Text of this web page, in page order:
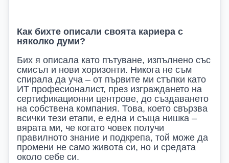
Как бихте описали своята кариера с
няколко думи?
Бих я описала като пътуване, изпълнено със
смисъл и нови хоризонти. Никога не съм
спирала да уча – от първите ми стъпки като
ИТ професионалист, през изграждането на
сертификационни центрове, до създаването
на собствена компания. Това, което свързва
всички тези етапи, е една и съща нишка –
вярата ми, че когато човек получи
правилното знание и подкрепа, той може да
промени не само живота си, но и средата
около себе си.